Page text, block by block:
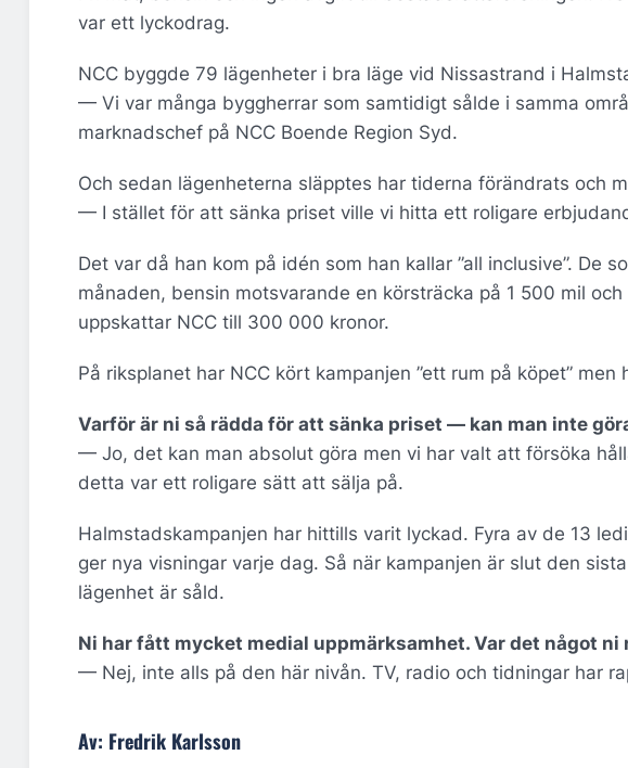
var ett lyckodrag.
NCC byggde 79 lägenheter i bra läge vid Nissastrand i
— Vi var många byggherrar som samtidigt sålde i samma
marknadschef på NCC Boende Region Syd.
Och sedan lägenheterna släpptes har tiderna förändrats och
— I stället för att sänka priset ville vi hitta ett roligare
Det var då han kom på idén som han kallar ”all inclusive”. De
månaden, bensin motsvarande en körsträcka på 1 500 mil
uppskattar NCC till 300 000 kronor.
På riksplanet har NCC kört kampanjen ”ett rum på köpet”
Varför är ni så rädda för att sänka priset — kan man inte
— Jo, det kan man absolut göra men vi har valt att försöka
detta var ett roligare sätt att sälja på.
Halmstadskampanjen har hittills varit lyckad. Fyra av de 13
ger nya visningar varje dag. Så när kampanjen är slut den
lägenhet är såld.
Ni har fått mycket medial uppmärksamhet. Var det något ni
— Nej, inte alls på den här nivån. TV, radio och tidningar har
Av: Fredrik Karlsson